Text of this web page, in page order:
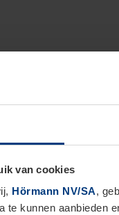
van cookies
Hörmann NV/SA,
te kunnen aanbieden